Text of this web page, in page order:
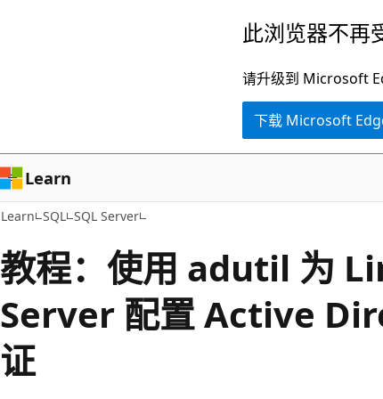
容
此浏览器不再
请升级到 Microsoft
下载 Microsoft
Learn
Learn SQL SQL Server
教程：使用 adutil 为
Server 配置 Active
证